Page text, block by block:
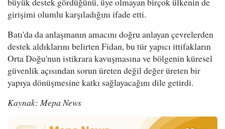
girişimi olumlu karşıladığını ifade etti.
Batı'da da anlaşmanın amacını doğru anlayan çevrelerden
destek aldıklarını belirten Fidan, bu tür yapıcı ittifakların
Orta Doğu'nun istikrara kavuşmasına ve bölgenin küresel
güvenlik açısından sorun üreten değil değer üreten bir
yapıya dönüşmesine katkı sağlayacağını dile getirdi.
Kaynak: Mepa News